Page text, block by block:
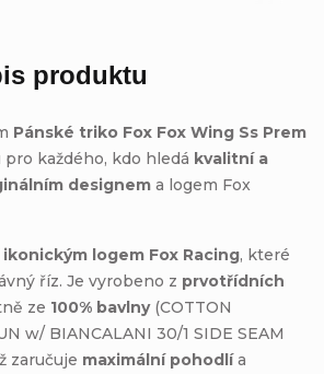
produktu
Pánské triko Fox Fox Wing Ss Prem
každého, kdo hledá kvalitní a
designem a logem Fox
ikonickým logem Fox Racing, které
říz. Je vyrobeno z prvotřídních
ze 100% bavlny(COTTON
w/ BIANCALANI 30/1 SIDE SEAM
zaručuje maximální pohodlía